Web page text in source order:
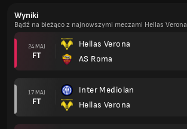
Wyniki
Bądź na bieżąco z najnowszymi meczami Hellas Verona
24 MAJ
FT
Hellas Verona
AS Roma
17 MAJ
FT
Inter Mediolan
Hellas Verona